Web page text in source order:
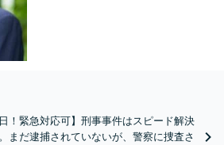
！緊急対応可】刑事事件はスピード解決
まだ逮捕されていないが、警察に捜査さ